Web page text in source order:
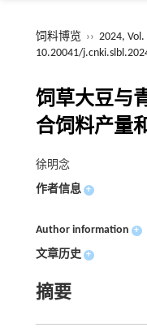
饲料博览 ›› 2024, Vol.
10.20041/
饲草大豆与
合饲料产量
徐明念
作者信息 +
Author information +
文章历史 +
摘要